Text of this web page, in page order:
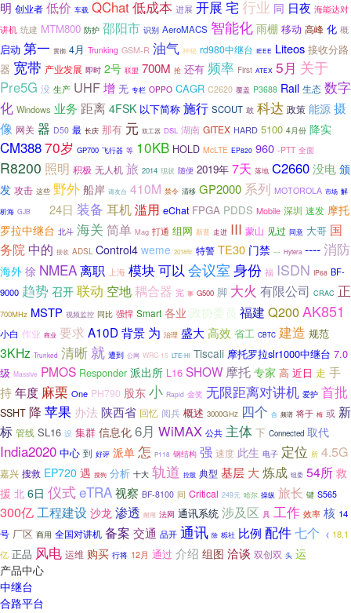
明 创业者 低价 车载 QChat低成本 进展 开展 宅 行业 同 日夜 海能达对
讲机 统建 MTM800 防护 邵阳市 识别 AeroMACS 智能化 雨棚 移动 高峰 化 概
启动 第一 贯彻 4月 Trunking GSM-R 油气 神秘 rd980中继台 IEEE Liteos 接收分路
器 宽带 产业发展 即时 2号 联盟 700M 抢 还有 频率 First ATEX 5月 关于
Pre5G 没 生产 UHF增 无 专栏 OPPO CAGR C2620 覆盖 P3688 Rail 生态 数字
化 Windows 业务 距离 4FSK 以下简称 施行 SCOUT 敢 科达 政策 能源 摄
像 网关 器 D50 最 长庆 那有 元 双工器 DSL 湖南 GITEX HARD 5100 4月份 降实
CM38870岁 GP700 飞行器 等 10KB HOLD McLTE EP820 960 -PTT 全面
R8200 照明 积极 无人机 旅 2014 现状 随便 2019年 7天 落地 C2660没电 颁
发 攻击 这些 野外船岸 请友台 410M 禁令 清移 GP2000 系列 MOTOROLA 市场 解
析海 GJB 24日 装备 耳机滥用 eChat FPGA PDDS Mobile 深圳 速发 摩托
罗拉中继台 北斗 海关 简单 Mag 打通 组网 新晋 走进 III 蒙山 见过 同意 大哥 国
务院 中的 接收 ADSL Control4 weme 2018年 特警 TE30 门禁 --- Hytera ---- 消防
海外 徐 NMEA离职 上海 模块可以 会议室 身份 福 ISDN IP68 BF-
9000 趋势 召开 联动 空地耦合器 完 事 G500 脚 大火 有限公司 CRAC 正
700MHz MSTP 视频监控 同比 强悍 Smart 各业 政协委员 福建 Q200AK851
小白 作业 商业 要求 A10D背景 为 治理 盛大高效 省工 CBTC 建造 规范
3KHz Trunked 清晰 就 遭到 公网 WRC-15 LTE-Hi Tiscali 摩托罗拉slr1000中继台 7.0
级 Massive PMOS Responder 派出所 L16 SHOW 摩托 专家 高 近日 走 手
持年度 麻栗 One PH790 股东 小 Rapid 金奖 无限距离对讲机 爱护 首批
SSHT 降 苹果 办法 陕西省 回忆 阅兵 概述 3000GHz 四个 合 频谱 将于 梅 或 新
标 管线 SL16 设 集群 信息化6月 WiMAX 公共 主体 下 Connected 取代
India2020 中心 到 好评 派单 怎 P118 钢结构 强 速度 此生 电子 定位 所 4.5G
嘉兴 搜救 EP720 遇 搜狗 分析 十大 轨道 控股 典型 基层 大 炼成 组委 54所 救
援 北 6日 仪式eTRA视察 BF-8100 间 Critical 249元 哈尔 操纵 旅长 键 S565
300亿 工程建设 沙龙 渗透 耐用 法网 通讯系统 涉及区 具 工作 效率 核 14
号 厂区 商用 全国对讲机 备案 交通 品开 通讯 除 栎社 比例 配件七个 《 18.1
亿 正品 风电 运维 购买 行将 12月 通过 介绍 组图 洽谈 双创双 头 运
产品中心
中继台
合路平台